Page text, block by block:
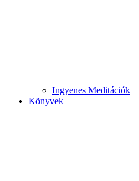
Ingyenes Meditációk
Könyvek